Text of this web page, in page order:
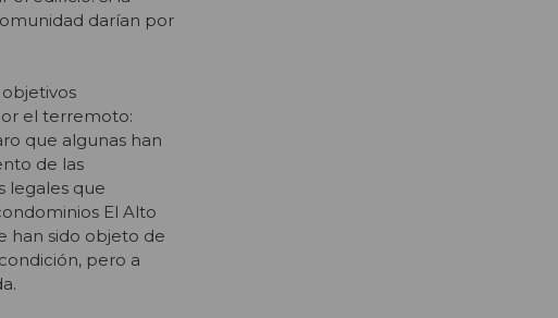
darían por
el terremoto:
que algunas han
de las
legales que
El Alto
han sido objeto de
pero a